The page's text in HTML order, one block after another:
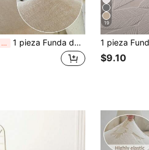
Último día 1 pieza Funda de cojín antideslizante para sofá de jacquard de chenilla de cuatro estaciones en estilo simple y moderno, suave y agradable para la piel, a prueba de mascotas y elástica. Adecuada para sofás en forma de L, sofás de 1/2/3/4 plazas en la sala de estar.
19
$9.10